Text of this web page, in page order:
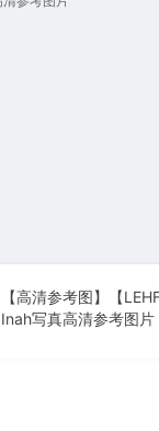
【高清参考图】【
Inah写真高清参考图片